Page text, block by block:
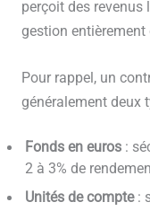
perçoit des revenus
gestion entièrement
Pour rappel, un
généralement deux
Fonds en euros:
2 à 3% de
Unités de compte: